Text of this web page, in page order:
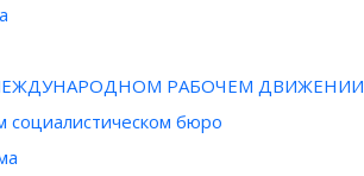
РАБОЧЕМ ДВИЖЕНИИ
бюро